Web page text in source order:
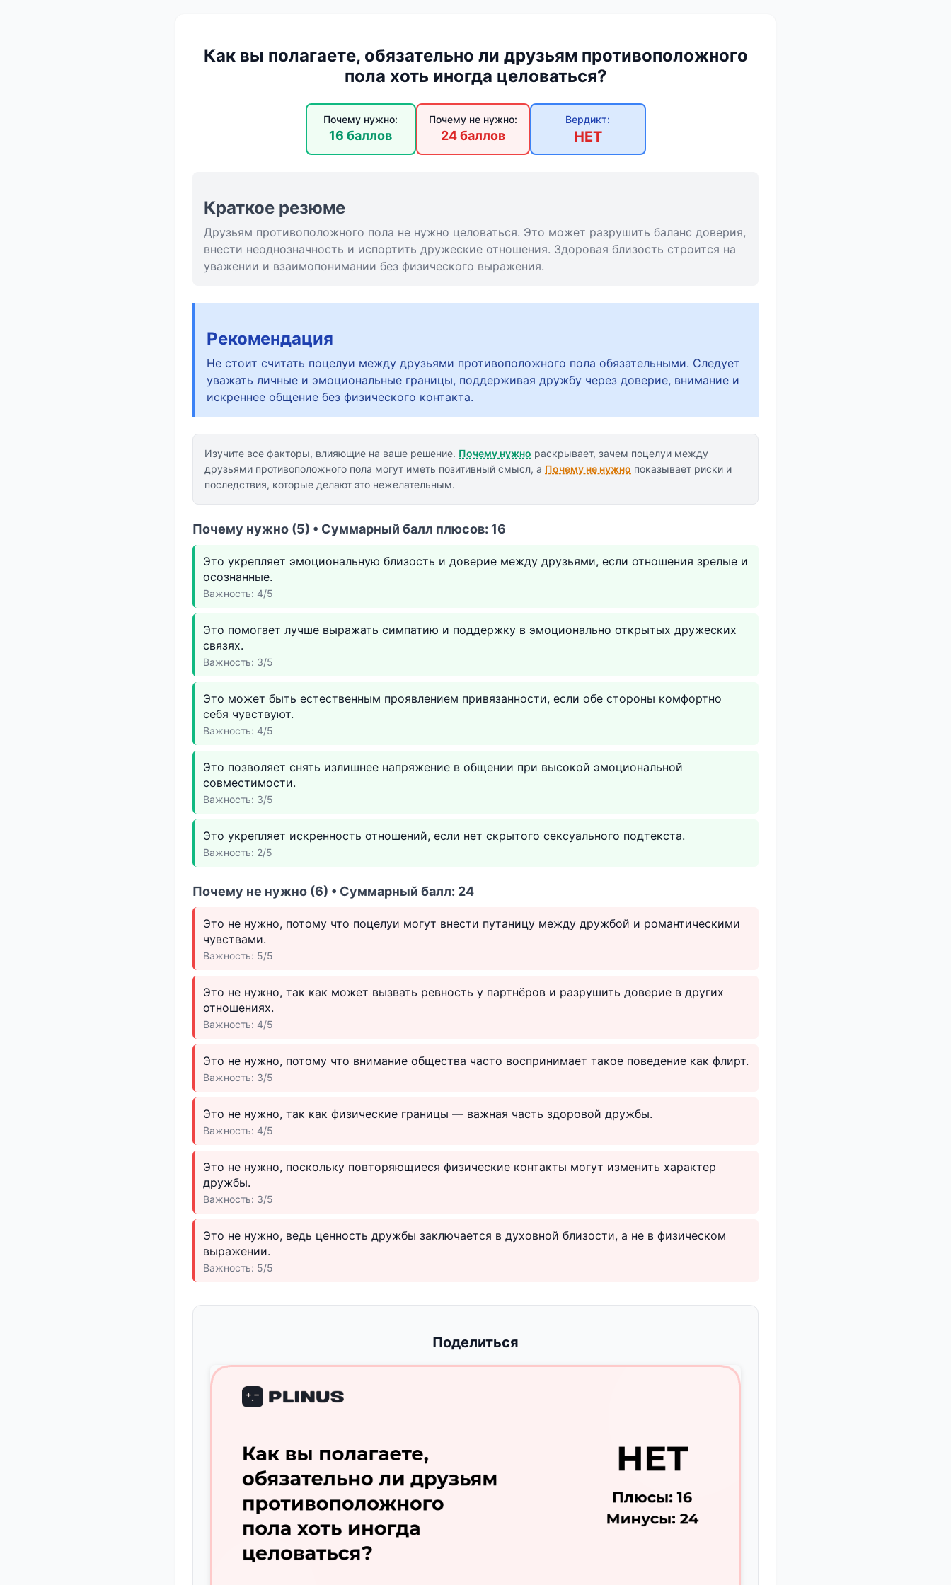
Как вы полагаете, обязательно ли друзьям противоположного
пола хоть иногда целоваться?
Почему нужно:
16 баллов
Почему не нужно:
24 баллов
Вердикт:
НЕТ
Краткое резюме
Друзьям противоположного пола не нужно целоваться. Это может разрушить баланс доверия,
внести неоднозначность и испортить дружеские отношения. Здоровая близость строится на
уважении и взаимопонимании без физического выражения.
Рекомендация
Не стоит считать поцелуи между друзьями противоположного пола обязательными. Следует
уважать личные и эмоциональные границы, поддерживая дружбу через доверие, внимание и
искреннее общение без физического контакта.
Изучите все факторы, влияющие на ваше решение. Почему нужно раскрывает, зачем поцелуи между
друзьями противоположного пола могут иметь позитивный смысл, а Почему не нужно показывает риски и
последствия, которые делают это нежелательным.
Почему нужно (5) • Суммарный балл плюсов: 16
Это укрепляет эмоциональную близость и доверие между друзьями, если отношения зрелые и
осознанные.
Важность: 4/5
Это помогает лучше выражать симпатию и поддержку в эмоционально открытых дружеских
связях.
Важность: 3/5
Это может быть естественным проявлением привязанности, если обе стороны комфортно
себя чувствуют.
Важность: 4/5
Это позволяет снять излишнее напряжение в общении при высокой эмоциональной
совместимости.
Важность: 3/5
Это укрепляет искренность отношений, если нет скрытого сексуального подтекста.
Важность: 2/5
Почему не нужно (6) • Суммарный балл: 24
Это не нужно, потому что поцелуи могут внести путаницу между дружбой и романтическими
чувствами.
Важность: 5/5
Это не нужно, так как может вызвать ревность у партнёров и разрушить доверие в других
отношениях.
Важность: 4/5
Это не нужно, потому что внимание общества часто воспринимает такое поведение как флирт.
Важность: 3/5
Это не нужно, так как физические границы — важная часть здоровой дружбы.
Важность: 4/5
Это не нужно, поскольку повторяющиеся физические контакты могут изменить характер
дружбы.
Важность: 3/5
Это не нужно, ведь ценность дружбы заключается в духовной близости, а не в физическом
выражении.
Важность: 5/5
Поделиться